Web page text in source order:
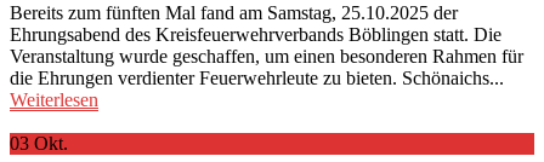
Bereits zum fünften Mal fand am Samstag, 25.10.2025 der
Ehrungsabend des Kreisfeuerwehrverbands Böblingen statt. Die
Veranstaltung wurde geschaffen, um einen besonderen Rahmen für
die Ehrungen verdienter Feuerwehrleute zu bieten. Schönaichs...
Weiterlesen
03 Okt.